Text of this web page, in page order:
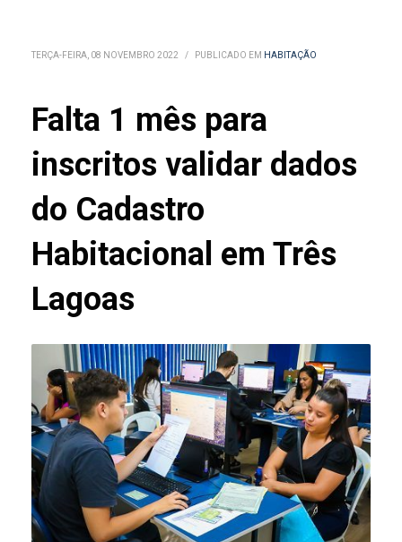
TERÇA-FEIRA, 08 NOVEMBRO 2022 / PUBLICADO EM HABITAÇÃO
Falta 1 mês para
inscritos validar dados
do Cadastro
Habitacional em Três
Lagoas